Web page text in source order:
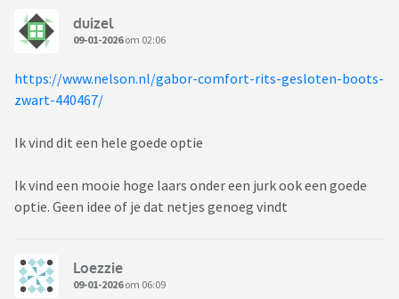
duizel
09-01-2026om 02:06
https://www.nelson.nl/gabor-comfort-rits-gesloten-boots-
zwart-440467/
Ik vind dit een hele goede optie
Ik vind een mooie hoge laars onder een jurk ook een goede
optie. Geen idee of je dat netjes genoeg vindt
Loezzie
09-01-2026om 06:09